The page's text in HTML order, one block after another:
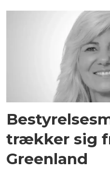
trækker sig
Greenland